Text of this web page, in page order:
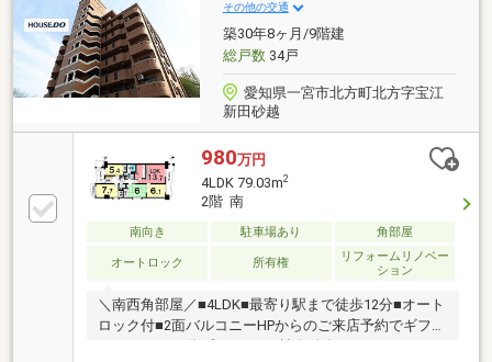
その他の交通
築30年8ヶ月/9階建
総戸数34戸
愛知県一宮市北方町北方字宝江
新田砂越
980万円
4LDK 79.03m2
2階 南
南向き 駐車場あり 角部屋
オートロック 所有権
リフォームリノベー
ション
＼南西角部屋／■4LDK■最寄り駅まで徒歩12分■オート
ロック付■2面バルコニーHPからのご来店予約でギフト